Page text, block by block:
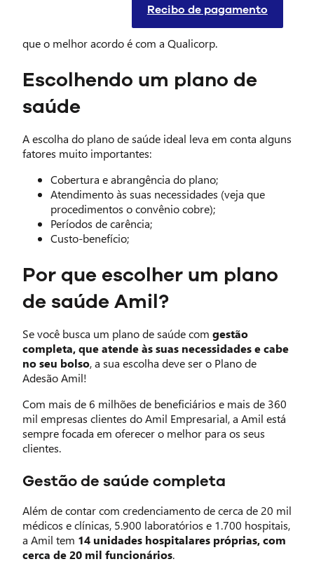
Recibo de pagamento
Continue lendo para saber por que um plano de saúde
Amil pode ser exatamente o que você procura e por
que o melhor acordo é com a Qualicorp.
Escolhendo um plano de
saúde
A escolha do plano de saúde ideal leva em conta alguns
fatores muito importantes:
Cobertura e abrangência do plano;
Atendimento às suas necessidades (veja que
procedimentos o convênio cobre);
Períodos de carência;
Custo-benefício;
Por que escolher um plano
de saúde Amil?
Se você busca um plano de saúde com gestão
completa, que atende às suas necessidades e cabe
no seu bolso, a sua escolha deve ser o Plano de
Adesão Amil!
Com mais de 6 milhões de beneficiários e mais de 360
mil empresas clientes do Amil Empresarial, a Amil está
sempre focada em oferecer o melhor para os seus
clientes.
Gestão de saúde completa
Além de contar com credenciamento de cerca de 20 mil
médicos e clínicas, 5.900 laboratórios e 1.700 hospitais,
a Amil tem 14 unidades hospitalares próprias, com
cerca de 20 mil funcionários.